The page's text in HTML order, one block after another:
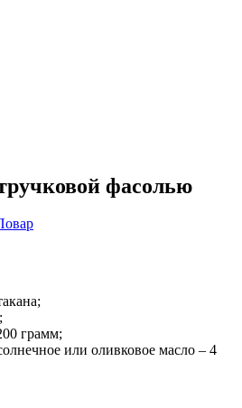
фасолью
грамм;
или оливковое масло – 4